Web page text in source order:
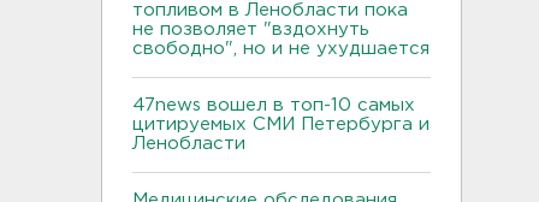
топливом в Ленобласти пока
не позволяет "вздохнуть
свободно", но и не ухудшается
47news вошел в топ-10 самых
цитируемых СМИ Петербурга и
Ленобласти